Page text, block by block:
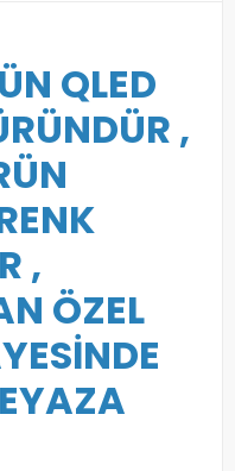
QLED
,
,
ÖZEL